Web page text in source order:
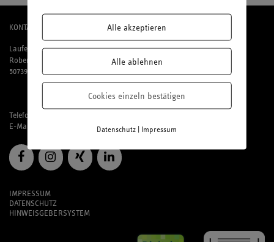
KONTAKT
Laufenberg Michels und Partner mbB
Robert-Perthel-Straße 81
50739 Köln
Telefon: 02 21 / 95 74 94-0
E-Mail:
office@laufmich.de
IMPRESSUM
DATENSCHUTZ
HINWEISGEBERSYSTEM
Alle akzeptieren
Alle ablehnen
Cookies einzeln bestätigen
Datenschutz| Impressum